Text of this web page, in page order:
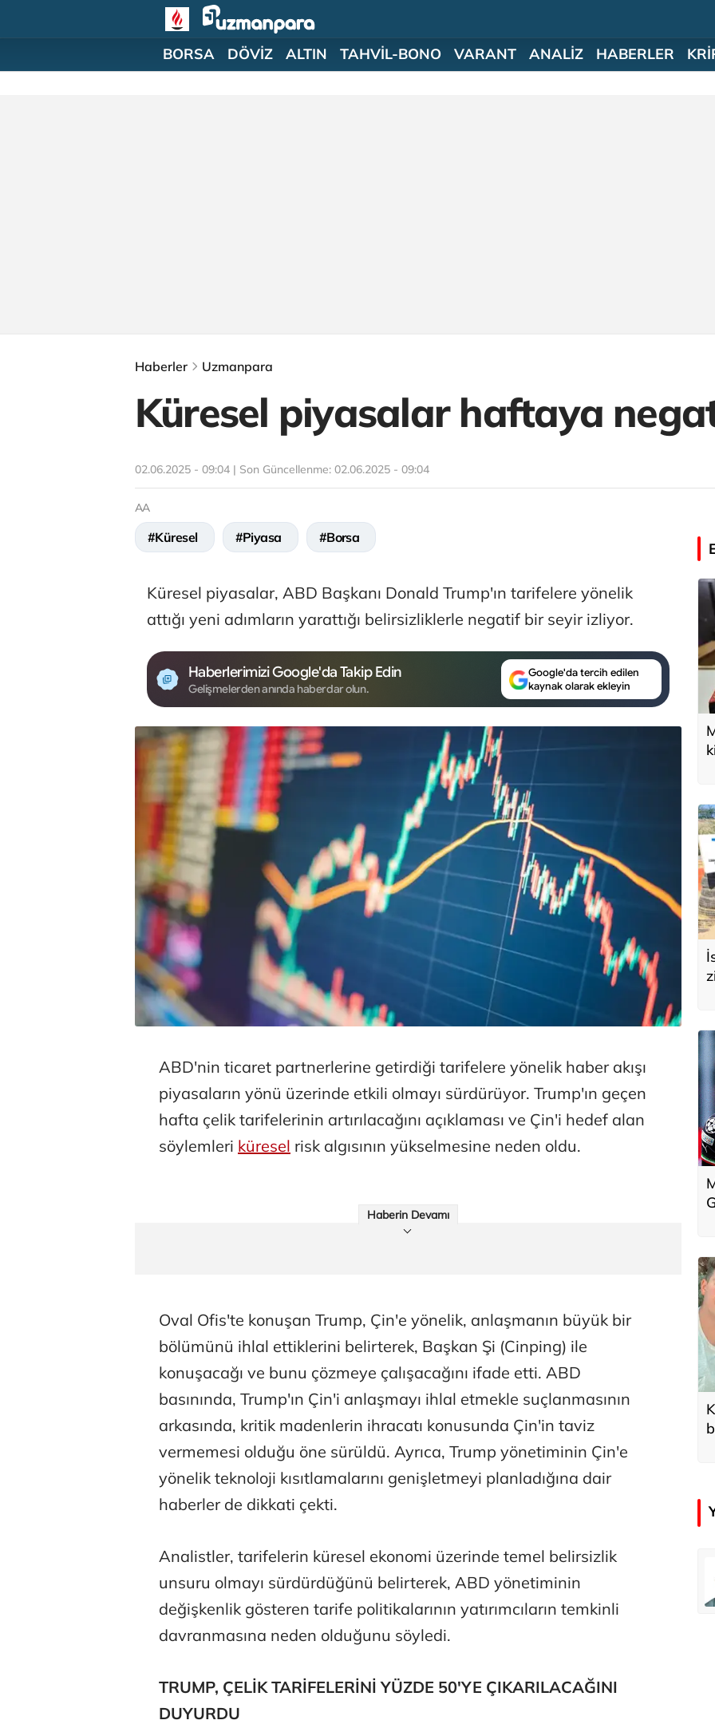
BORSA DÖVİZ ALTIN TAHVİL-BONO VARANT ANALİZ HABERLER
Haberler Uzmanpara
Küresel piyasalar haftaya
02.06.2025 - 09:04 | Son Güncellenme: 02.06.2025 - 09:04
AA
#Küresel #Piyasa #Borsa
Küresel piyasalar, ABD Başkanı Donald Trump'ın tarifelere yönelik
attığı yeni adımların yarattığı belirsizliklerle negatif bir seyir izliyor.
Haberlerimizi Google'da Takip Edin
Gelişmelerden anında haberdar olun.
Google'da tercih edilen
kaynak olarak ekleyin
ABD'nin ticaret partnerlerine getirdiği tarifelere yönelik haber akışı
piyasaların yönü üzerinde etkili olmayı sürdürüyor. Trump'ın geçen
hafta çelik tarifelerinin artırılacağını açıklaması ve Çin'i hedef alan
söylemleri küresel risk algısının yükselmesine neden oldu.
Haberin Devamı
Oval Ofis'te konuşan Trump, Çin'e yönelik, anlaşmanın büyük bir
bölümünü ihlal ettiklerini belirterek, Başkan Şi (Cinping) ile
konuşacağı ve bunu çözmeye çalışacağını ifade etti. ABD
basınında, Trump'ın Çin'i anlaşmayı ihlal etmekle suçlanmasının
arkasında, kritik madenlerin ihracatı konusunda Çin'in taviz
vermemesi olduğu öne sürüldü. Ayrıca, Trump yönetiminin Çin'e
yönelik teknoloji kısıtlamalarını genişletmeyi planladığına dair
haberler de dikkati çekti.
Analistler, tarifelerin küresel ekonomi üzerinde temel belirsizlik
unsuru olmayı sürdürdüğünü belirterek, ABD yönetiminin
değişkenlik gösteren tarife politikalarının yatırımcıların temkinli
davranmasına neden olduğunu söyledi.
TRUMP, ÇELİK TARİFELERİNİ YÜZDE 50'YE ÇIKARILACAĞINI
DUYURDU
Atilay Kandemir
Mağaza açılışı
Özay Şendir